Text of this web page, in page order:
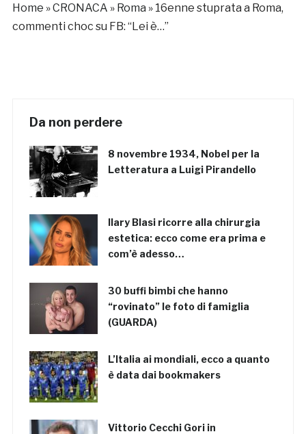
Home »CRONACA » Roma » 16enne stuprata a Roma,
commenti choc su FB: “Lei è…”
Da non perdere
8 novembre 1934, Nobel per la
Letteratura a Luigi Pirandello
Ilary Blasi ricorre alla chirurgia
estetica: ecco come era prima e
com’è adesso…
30 buffi bimbi che hanno
“rovinato” le foto di famiglia
(GUARDA)
L’Italia ai mondiali, ecco a quanto
è data dai bookmakers
Vittorio Cecchi Gori in